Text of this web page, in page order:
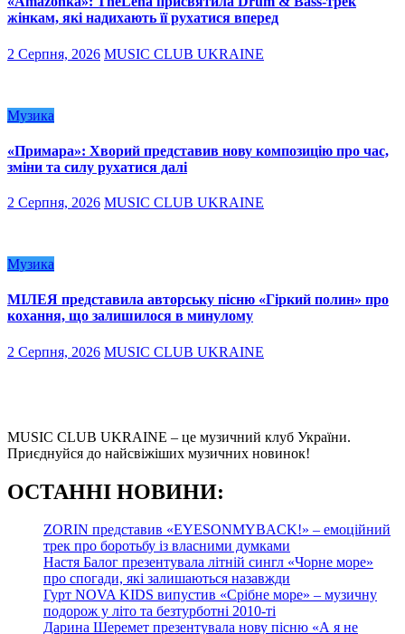
жінкам, які надихають її рухатися вперед
2 Серпня, 2026 MUSIC CLUB UKRAINE
Музика
«Примара»: Хворий представив нову композицію про час,
зміни та силу рухатися далі
2 Серпня, 2026 MUSIC CLUB UKRAINE
Музика
МІЛЕЯ представила авторську пісню «Гіркий полин» про
кохання, що залишилося в минулому
2 Серпня, 2026 MUSIC CLUB UKRAINE
MUSIC CLUB UKRAINE – це музичний клуб України.
Приєднуйся до найсвіжіших музичних новинок!
ОСТАННІ НОВИНИ:
ZORIN представив «EYESONMYBACK!» – емоційний
трек про боротьбу із власними думками
Настя Балог презентувала літній сингл «Чорне море»
про спогади, які залишаються назавжди
Гурт NOVA KIDS випустив «Срібне море» – музичну
подорож у літо та безтурботні 2010-ті
Дарина Шеремет презентувала нову пісню «А я не